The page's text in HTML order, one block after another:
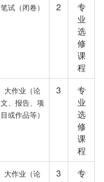
笔试（闭卷） 2
专
业
选
修
课
程
大作业（论
文、报告、项
目或作品等）
3
专
业
选
修
课
程
大作业（论
3
专